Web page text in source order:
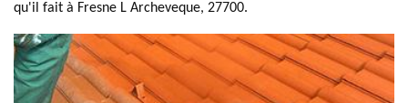
qu'il fait à Fresne L Archeveque, 27700.